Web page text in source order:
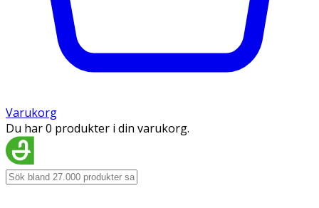
Varukorg
Du har 0 produkter i din varukorg.